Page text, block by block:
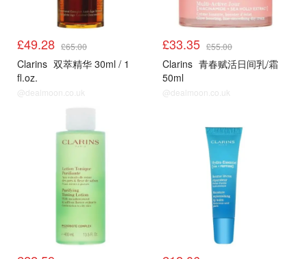
£49.28 £65.00
Clarins 双萃精华 30ml / 1
fl.oz.
@dealmoon.co.uk
£33.35 £55.00
Clarins 青春赋活日间乳/霜
50ml
@dealmoon.co.uk